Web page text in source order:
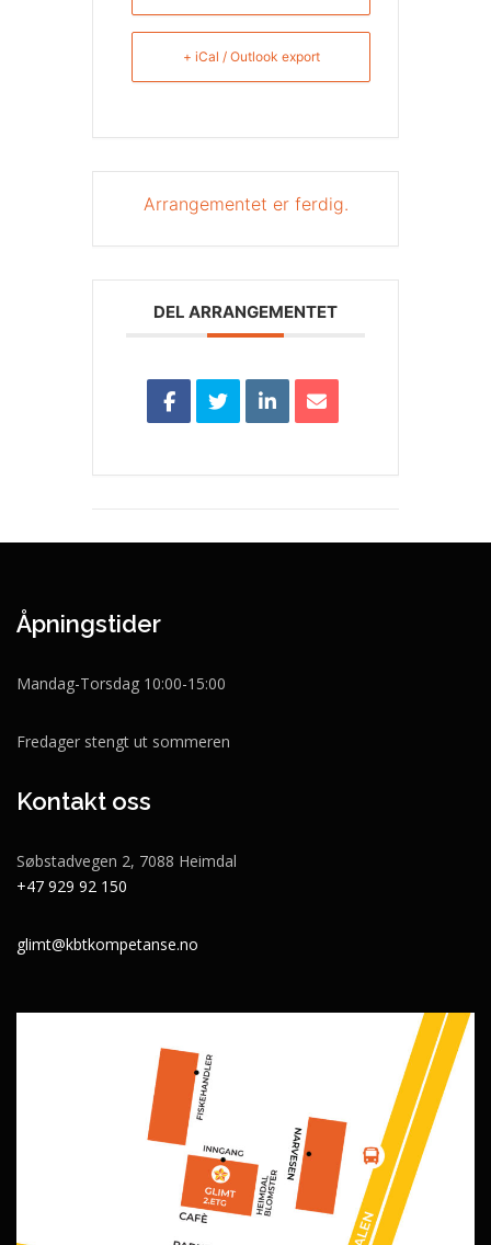
+ iCal / Outlook export
Arrangementet er ferdig.
DEL ARRANGEMENTET
Åpningstider
Mandag-Torsdag 10:00-15:00
Fredager stengt ut sommeren
Kontakt oss
Søbstadvegen 2, 7088 Heimdal
+47 929 92 150
glimt@kbtkompetanse.no